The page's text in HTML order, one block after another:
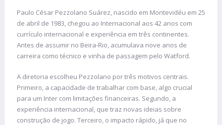
Paulo César Pezzolano Suárez, nascido em Montevidéu em 25
de abril de 1983, chegou ao Internacional aos 42 anos com
currículo internacional e experiência em três continentes.
Antes de assumir no Beira-Rio, acumulava nove anos de
carreira como técnico e vinha de passagem pelo Watford.
A diretoria escolheu Pezzolano por três motivos centrais.
Primeiro, a capacidade de trabalhar com base, algo crucial
para um Inter com limitações financeiras. Segundo, a
experiência internacional, que traz novas ideias sobre
construção de jogo. Terceiro, o impacto rápido, já que no